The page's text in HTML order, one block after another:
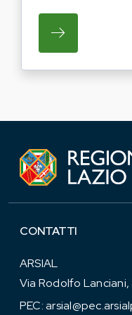
SU
CONTATTI
ARSIAL
Via Rodolfo Lanciani,
PEC: